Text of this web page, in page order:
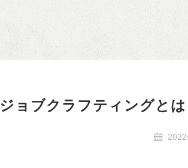
ジョブクラフティングと